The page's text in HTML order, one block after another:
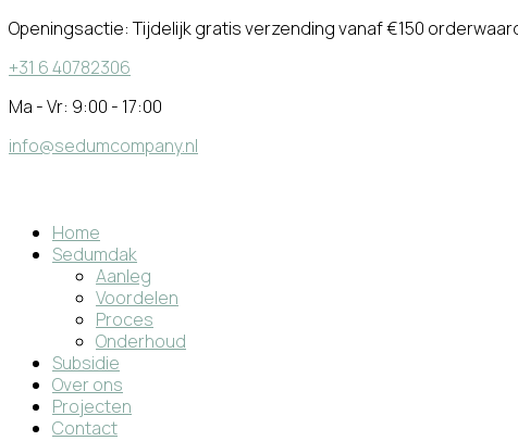
Openingsactie: Tijdelijk gratis verzending vanaf €150
+31 6 40782306
Ma - Vr: 9:00 - 17:00
info@sedumcompany.nl
Home
Sedumdak
Aanleg
Voordelen
Proces
Onderhoud
Subsidie
Over ons
Projecten
Contact